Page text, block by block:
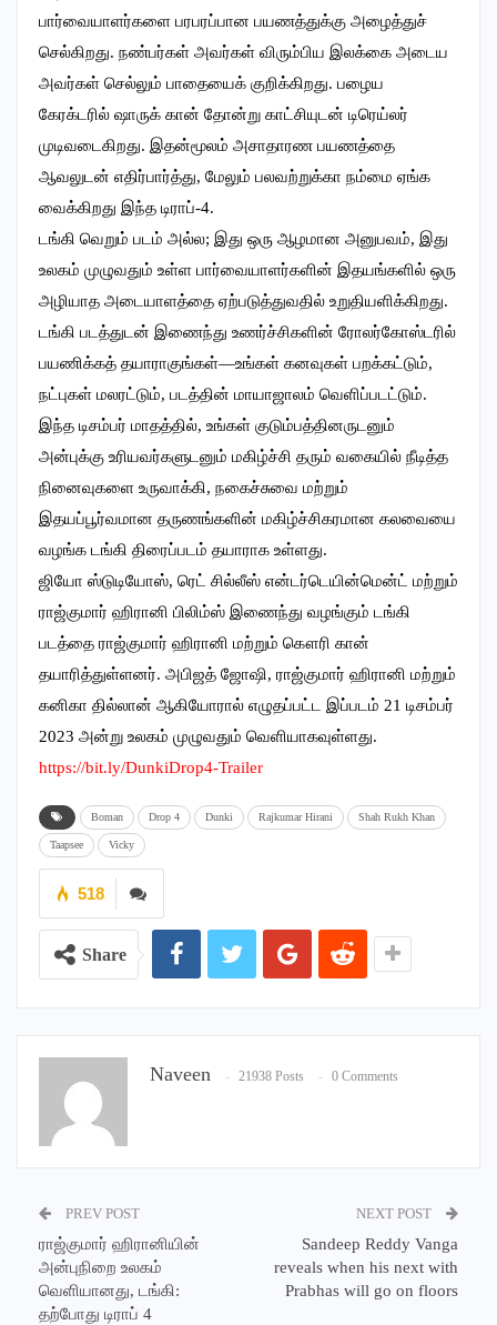
பார்வையாளர்களை பரபரப்பான பயணத்துக்கு அழைத்துச்
செல்கிறது. நண்பர்கள் அவர்கள் விரும்பிய இலக்கை அடைய
அவர்கள் செல்லும் பாதையைக் குறிக்கிறது. பழைய
கேரக்டரில் ஷாருக் கான் தோன்று காட்சியுடன் டிரெய்லர்
முடிவடைகிறது. இதன்மூலம் அசாதாரண பயணத்தை
ஆவலுடன் எதிர்பார்த்து, மேலும் பலவற்றுக்கா நம்மை ஏங்க
வைக்கிறது இந்த டிராப்-4.
டங்கி வெறும் படம் அல்ல; இது ஒரு ஆழமான அனுபவம், இது
உலகம் முழுவதும் உள்ள பார்வையாளர்களின் இதயங்களில் ஒரு
அழியாத அடையாளத்தை ஏற்படுத்துவதில் உறுதியளிக்கிறது.
டங்கி படத்துடன் இணைந்து உணர்ச்சிகளின் ரோலர்கோஸ்டரில்
பயணிக்கத் தயாராகுங்கள்—உங்கள் கனவுகள் பறக்கட்டும்,
நட்புகள் மலரட்டும், படத்தின் மாயாஜாலம் வெளிப்படட்டும்.
இந்த டிசம்பர் மாதத்தில், உங்கள் குடும்பத்தினருடனும்
அன்புக்கு உரியவர்களுடனும் மகிழ்ச்சி தரும் வகையில் நீடித்த
நினைவுகளை உருவாக்கி, நகைச்சுவை மற்றும்
இதயப்பூர்வமான தருணங்களின் மகிழ்ச்சிகரமான கலவையை
வழங்க டங்கி திரைப்படம் தயாராக உள்ளது.
ஜியோ ஸ்டுடியோஸ், ரெட் சில்லீஸ் என்டர்டெயின்மென்ட் மற்றும்
ராஜ்குமார் ஹிரானி பிலிம்ஸ் இணைந்து வழங்கும் டங்கி
படத்தை ராஜ்குமார் ஹிரானி மற்றும் கௌரி கான்
தயாரித்துள்ளனர். அபிஜத் ஜோஷி, ராஜ்குமார் ஹிரானி மற்றும்
கனிகா தில்லான் ஆகியோரால் எழுதப்பட்ட இப்படம் 21 டிசம்பர்
2023 அன்று உலகம் முழுவதும் வெளியாகவுள்ளது.
https://bit.ly/DunkiDrop4-Trailer
Boman Drop 4 Dunki Rajkumar Hirani Shah Rukh Khan
Taapsee Vicky
518
Share
Naveen 21938 Posts 0 Comments
PREV POST
ராஜ்குமார் ஹிரானியின்
அன்புநிறை உலகம்
வெளியானது, டங்கி:
தற்போது டிராப் 4
NEXT POST
Sandeep Reddy Vanga
reveals when his next with
Prabhas will go on floors